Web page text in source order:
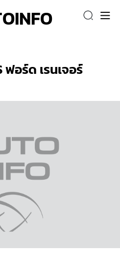
อร์ด เรนเจอร์